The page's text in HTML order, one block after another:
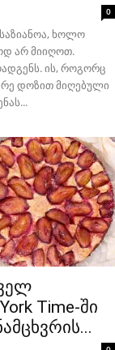
0
ხოლო
არ მიიღოთ.
ის, როგორც
დოზით მიღებული
Time-ში